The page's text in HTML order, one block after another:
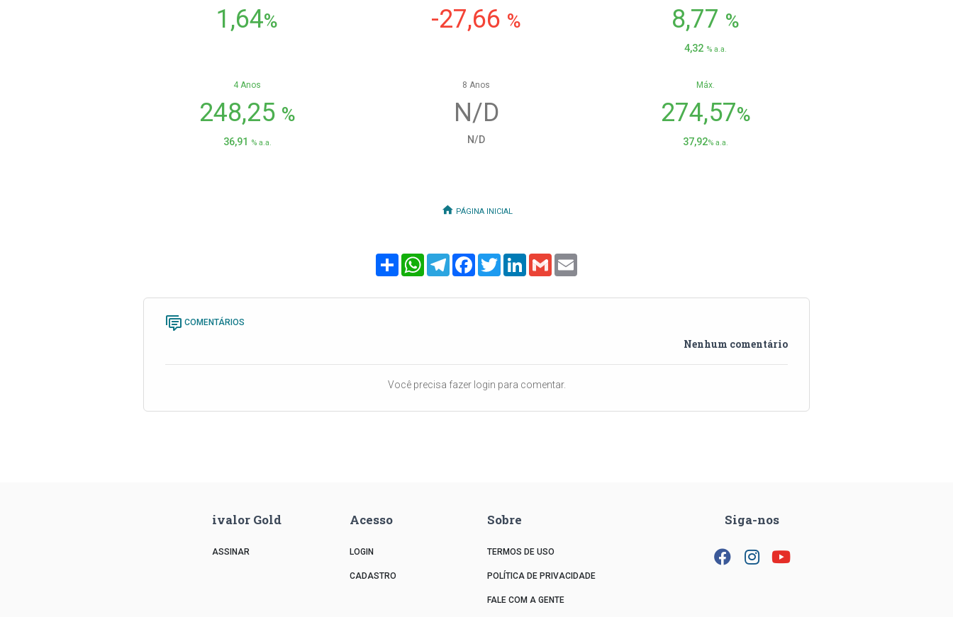
1,64% -27,66 % 8,77 %
4,32 % a.a.
4 Anos
248,25 %
36,91 % a.a.
8 Anos
N/D
N/D
Máx.
274,57%
37,92% a.a.
PÁGINA INICIAL
ShareWhatsAppTelegramFacebook
TwitterLinkedInGmail
COMENTÁRIOS
Nenhum comentário
Você precisa fazer login para comentar.
ivalor Gold
ASSINAR
Acesso
LOGIN
CADASTRO
Sobre
TERMOS DE USO
POLÍTICA DE PRIVACIDADE
FALE COM A GENTE
Siga-nos